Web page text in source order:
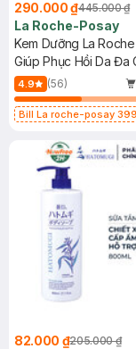
290.000 ₫445.000 ₫
La Roche-Posay
Kem Dưỡng La
Giúp Phục Hồi Da Đa
Dụng 40ml
4.9 (56)
Bill La roche-posay
(SL có hạn)
82.000 ₫205.000 ₫